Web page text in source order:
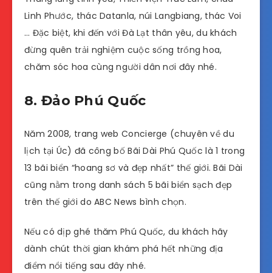
Linh Phước, thác Datanla, núi Langbiang, thác Voi
… Đặc biệt, khi đến với Đà Lạt thân yêu, du khách
đừng quên trải nghiệm cuộc sống trồng hoa,
chăm sóc hoa cùng người dân nơi đây nhé.
8. Đảo Phú Quốc
Năm 2008, trang web Concierge (chuyên về du
lịch tại Úc) đã công bố Bãi Dài Phú Quốc là 1 trong
13 bãi biển “hoang sơ và đẹp nhất” thế giới. Bãi Dài
cũng nằm trong danh sách 5 bãi biển sạch đẹp
trên thế giới do ABC News bình chọn.
Nếu có dịp ghé thăm Phú Quốc, du khách hãy
dành chút thời gian khám phá hết những địa
điểm nổi tiếng sau đây nhé.